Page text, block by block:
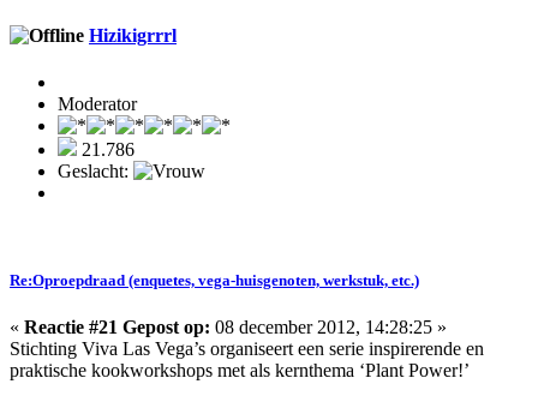
Hizikigrrrl
Moderator
21.786
Geslacht:
Re:Oproepdraad (enquetes, vega-huisgenoten, werkstuk, etc.)
« Reactie #21 Gepost op: 08 december 2012, 14:28:25 »
Stichting Viva Las Vega’s organiseert een serie inspirerende en
praktische kookworkshops met als kernthema ‘Plant Power!’